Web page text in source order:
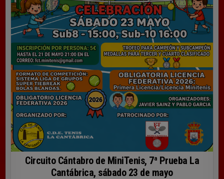
Circuito Cántabro de MiniTenis, 7ª Prueba La
Cantábrica, sábado 23 de mayo